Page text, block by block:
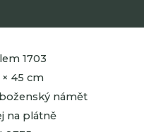
1703
45 cm
námět
na plátně